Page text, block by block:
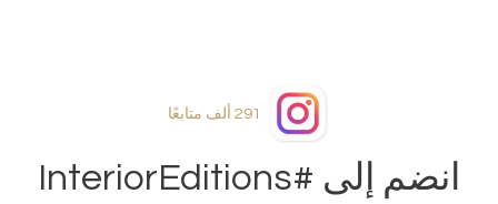
291 ألف متابعًا
انضم إلى #InteriorEditions